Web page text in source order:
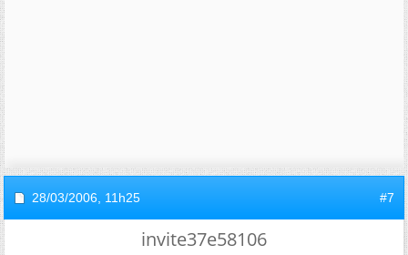
28/03/2006, 11h25 #7
invite37e58106